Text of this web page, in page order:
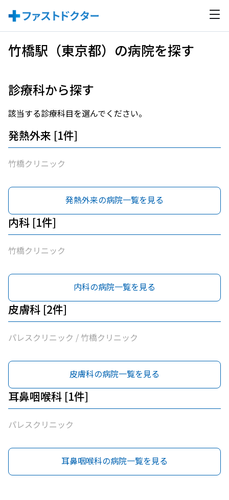
竹橋駅（東京都）の病院を探す
診療科から探す
該当する診療科目を選んでください。
発熱外来 [1件]
竹橋クリニック
発熱外来の病院一覧を見る
内科 [1件]
竹橋クリニック
内科の病院一覧を見る
皮膚科 [2件]
パレスクリニック / 竹橋クリニック
皮膚科の病院一覧を見る
耳鼻咽喉科 [1件]
パレスクリニック
耳鼻咽喉科の病院一覧を見る